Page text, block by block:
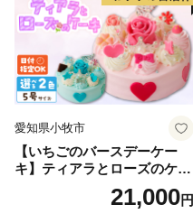
愛知県小牧市
【いちごのバースデーケー
キ】ティアラとローズのケー
キ スイーツ デザート 洋菓
子 お取り寄せ 愛知県 小牧市
21,000円